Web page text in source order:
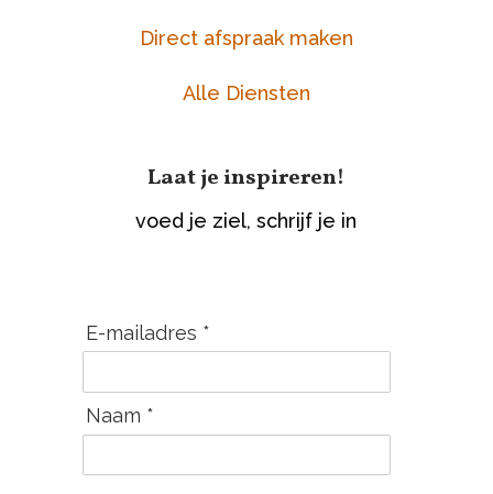
Direct afspraak maken
Alle Diensten
Laat je inspireren!
voed je ziel, schrijf je in
E-mailadres *
Naam *